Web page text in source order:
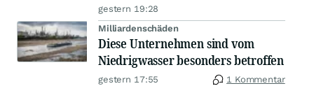
gestern 19:28
Milliardenschäden
Diese Unternehmen sind vom
Niedrigwasser besonders betroffen
gestern 17:55 1 Kommentar